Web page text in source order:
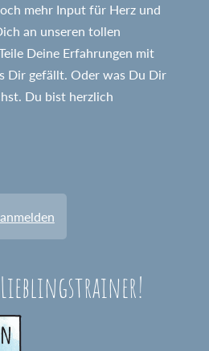
mehr Input für Herz und
an unseren tollen
Deine Erfahrungen mit
Dir gefällt. Oder was Du Dir
Du bist herzlich